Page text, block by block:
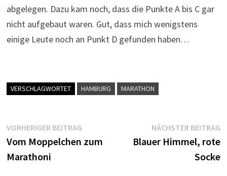
abgelegen. Dazu kam noch, dass die Punkte A bis C gar
nicht aufgebaut waren. Gut, dass mich wenigstens
einige Leute noch an Punkt D gefunden haben…
VERSCHLAGWORTET HAMBURG MARATHON
Beitragsnavigation
VORHERIGER BEITRAGVorheriger
Beitrag:
Vom Moppelchen zum
Marathoni
NÄCHSTER BEITRAG
Blauer Himmel, rote
Socke